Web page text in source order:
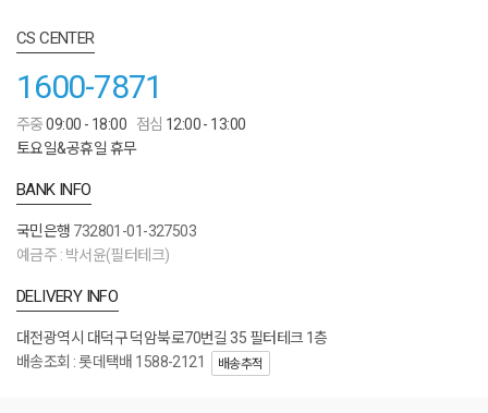
CS CENTER
1600-7871
주중09:00 - 18:00 점심 12:00 - 13:00
토요일&공휴일 휴무
BANK INFO
국민은행 732801-01-327503
예금주 : 박서윤(필터테크)
DELIVERY INFO
대전광역시 대덕구 덕암북로70번길 35 필터테크 1층
배송조회 : 롯데택배 1588-2121
배송추적